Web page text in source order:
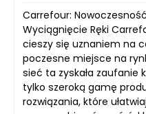
Carrefour:
Wyciągnięcie Ręki
cieszy się uznaniem na
poczesne miejsce na
sieć ta zyskała zaufanie
tylko szeroką gamę
rozwiązania, które